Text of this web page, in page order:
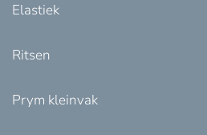
Elastiek
Ritsen
Prym kleinvak